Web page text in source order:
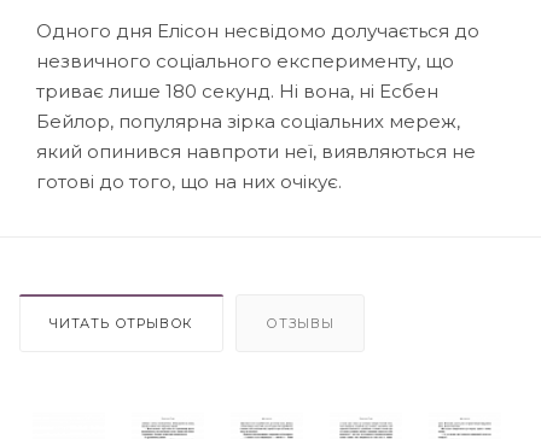
Одного дня Елісон несвідомо долучається до
незвичного соціального експерименту, що
триває лише 180 секунд. Ні вона, ні Есбен
Бейлор, популярна зірка соціальних мереж,
який опинився навпроти неї, виявляються не
готові до того, що на них очікує.
ЧИТАТЬ ОТРЫВОК ОТЗЫВЫ